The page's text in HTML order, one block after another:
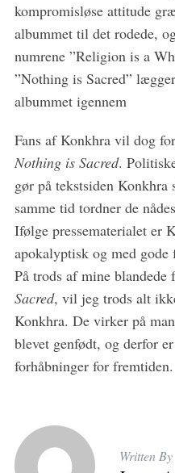
kompromisløse attitude
albummet til det rodede,
numrene ”Religion is a
”Nothing is Sacred”
albummet igennem
Fans af Konkhra vil dog
Nothing is Sacred.
gør på tekstsiden Konkhra
samme tid tordner de
Ifølge pressematerialet er
apokalyptisk og med
På trods af mine
Sacred, vil jeg trods alt
Konkhra. De virker på
blevet genfødt, og derfor
forhåbninger for fremtiden.
Written By